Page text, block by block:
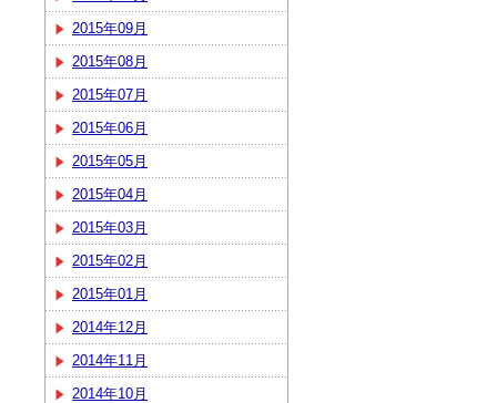
2015年09月
2015年08月
2015年07月
2015年06月
2015年05月
2015年04月
2015年03月
2015年02月
2015年01月
2014年12月
2014年11月
2014年10月